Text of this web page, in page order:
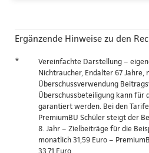
Ergänzende Hinweise zu den
*
Vereinfachte Darstellung –
Nichtraucher, Endalter 67
Überschussverwendung
Überschussbeteiligung kann für
garantiert werden. Bei den
PremiumBU Schüler steigt der
8. Jahr – Zielbeiträge für die
monatlich 31,59 Euro –
33,71 Euro.